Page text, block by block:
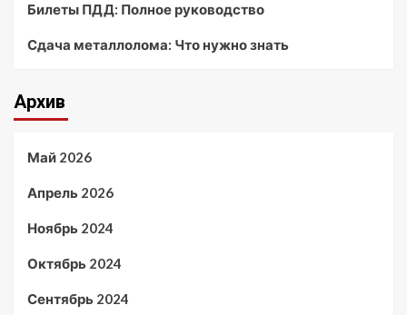
Билеты ПДД: Полное руководство
Сдача металлолома: Что нужно знать
Архив
Май 2026
Апрель 2026
Ноябрь 2024
Октябрь 2024
Сентябрь 2024